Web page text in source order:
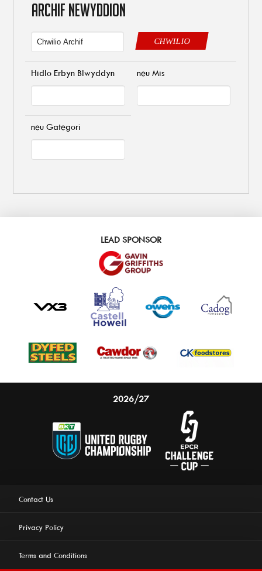
ARCHIF NEWYDDION
CHWILIO
Hidlo Erbyn Blwyddyn neu Mis
neu Gategori
LEAD SPONSOR
2026/27
Contact Us
Privacy Policy
Terms and Conditions